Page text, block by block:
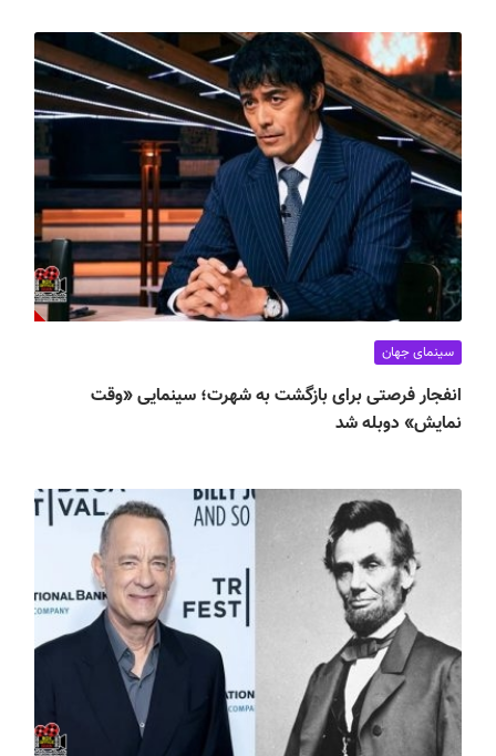
س
ا
ی
ر
ا
ن
سینمای جهان
انفجار فرصتی برای بازگشت به شهرت؛ سینمایی «وقت
نمایش» دوبله شد